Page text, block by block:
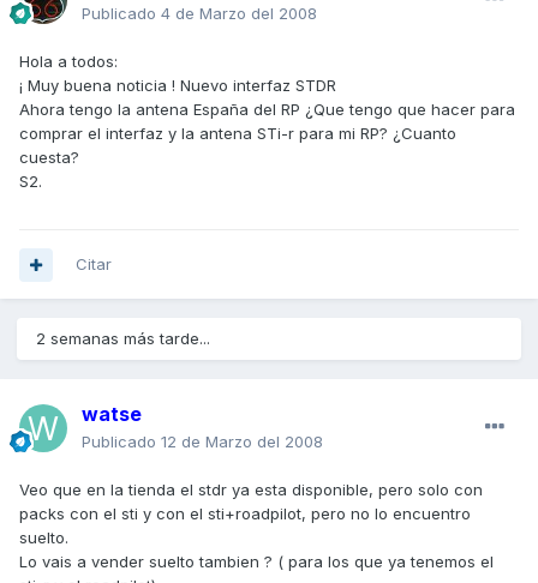
Publicado 4 de Marzo del 2008
Hola a todos:
¡ Muy buena noticia ! Nuevo interfaz STDR
Ahora tengo la antena España del RP ¿Que tengo que hacer para
comprar el interfaz y la antena STi-r para mi RP? ¿Cuanto
cuesta?
S2.
Citar
2 semanas más tarde...
watse
Publicado 12 de Marzo del 2008
Veo que en la tienda el stdr ya esta disponible, pero solo con
packs con el sti y con el sti+roadpilot, pero no lo encuentro
suelto.
Lo vais a vender suelto tambien ? ( para los que ya tenemos el